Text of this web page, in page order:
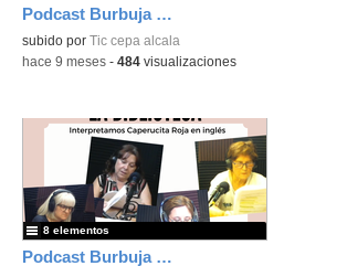
Podcast Burbuja Episodio #22
subido por Tic cepa alcala
-hace 9 meses - 484 visualizaciones
Podcast Burbuja Episodio #21
8 elementos